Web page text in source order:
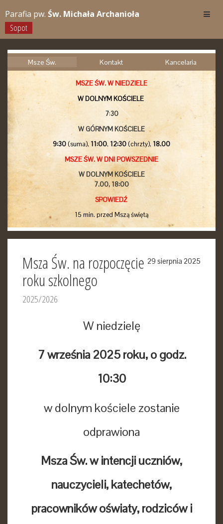
Parafia pw. Św. Michała Archanioła
Sopot
Msze Św. Kontakt Kancelaria
MSZE ŚW. W NIEDZIELE
W DOLNYM KOŚCIELE
7:30
W GÓRNYM KOŚCIELE
9:30(suma), 11:00, 12:30(chrzty), 18.00
MSZE ŚW. W DNI POWSZEDNIE
W DOLNYM KOŚCIELE
7.00, 18:00
SPOWIEDŹ
15 min. przed Mszą świętą
29 sierpnia 2025
Msza Św. na rozpoczęcie
roku szkolnego
2025/2026
W niedzielę
7 września 2025 roku, o godz.
10:30
w dolnym kościele zostanie
odprawiona
Msza Św. w intencji uczniów,
nauczycieli, katechetów,
pracowników oświaty, rodziców i